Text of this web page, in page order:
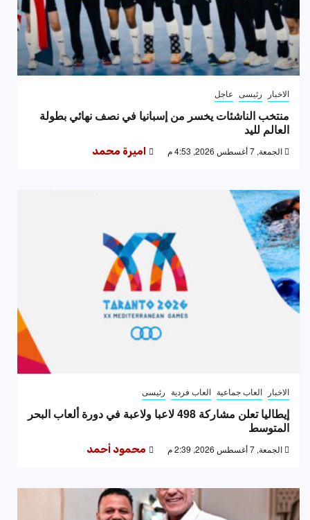
الاخبار رئيسى عاجل
منتخب الناشئات يخسر من إسبانيا في نصف نهائي بطولة
العالم لليد
الجمعة, 7 أغسطس 2026, 4:53 م اميرة محمد
الاخبار العاب جماعية العاب فردية رئيسى
إيطاليا تعلن مشاركة 498 لاعبا ولاعبة في دورة ألعاب البحر
المتوسط
الجمعة, 7 أغسطس 2026, 2:39 م محمود أحمد